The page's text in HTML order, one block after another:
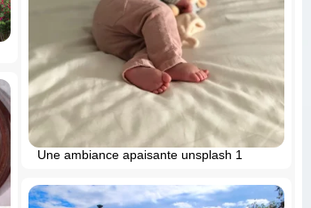
Une ambiance apaisante unsplash 1